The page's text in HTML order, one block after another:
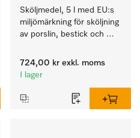
Sköljmedel, 5 l med EU:s
miljömärkning för sköljning
av porslin, bestick och
724,00 kr exkl. moms
I lager